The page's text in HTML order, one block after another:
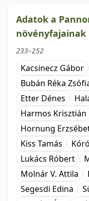
Adatok a
növényfajainak
233–252
Kacsinecz Gábor
Bubán Réka
Etter Dénes
Harmos Krisztián
Hornung
Kiss Tamás
Lukács Róbert
Molnár V. Attila
Segesdi Edina